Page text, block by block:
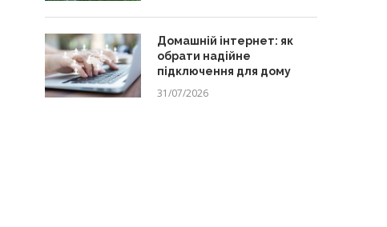
Домашній інтернет: як
обрати надійне
підключення для дому
31/07/2026